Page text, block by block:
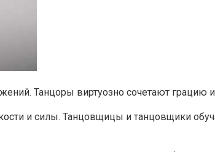
Танцоры виртуозно сочетают грацию
и силы. Танцовщицы и танцовщики